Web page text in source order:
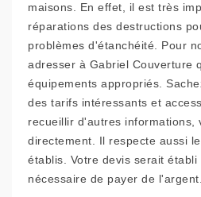
maisons. En effet, il est très
réparations des destructions
problèmes d'étanchéité. Pour
adresser à Gabriel Couverture
équipements appropriés.
des tarifs intéressants et
recueillir d'autres informations,
directement. Il respecte aussi
établis. Votre devis serait
nécessaire de payer de l'argent.